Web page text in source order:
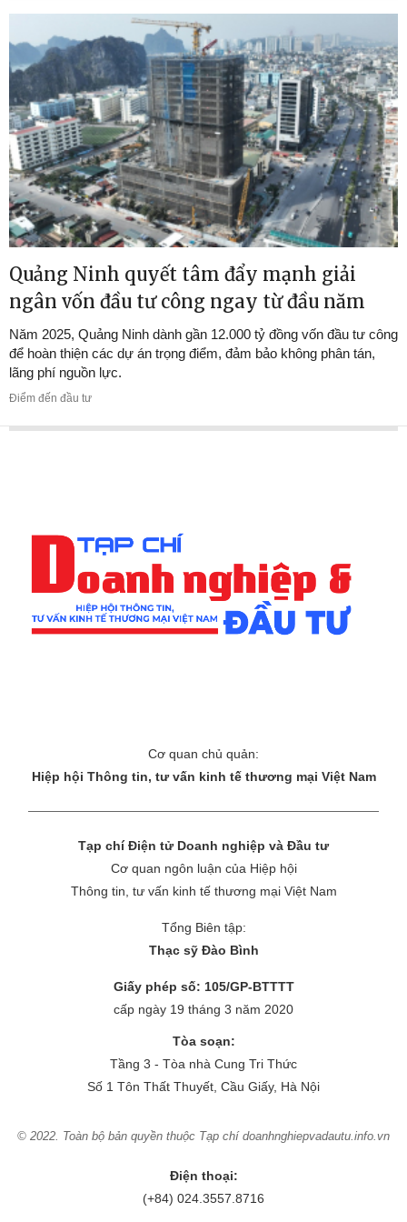
Quảng Ninh quyết tâm đẩy mạnh giải
ngân vốn đầu tư công ngay từ đầu năm
Năm 2025, Quảng Ninh dành gần 12.000 tỷ đồng vốn đầu tư công
để hoàn thiện các dự án trọng điểm, đảm bảo không phân tán,
lãng phí nguồn lực.
Điểm đến đầu tư
Cơ quan chủ quản:
Hiệp hội Thông tin, tư vấn kinh tế thương mại Việt Nam
Tạp chí Điện tử Doanh nghiệp và Đầu tư
Cơ quan ngôn luận của Hiệp hội
Thông tin, tư vấn kinh tế thương mại Việt Nam
Tổng Biên tập:
Thạc sỹ Đào Bình
Giấy phép số: 105/GP-BTTTT
cấp ngày 19 tháng 3 năm 2020
Tòa soạn:
Tầng 3 - Tòa nhà Cung Tri Thức
Số 1 Tôn Thất Thuyết, Cầu Giấy, Hà Nội
© 2022. Toàn bộ bản quyền thuộc Tạp chí doanhnghiepvadautu.info.vn
Điện thoại:
(+84) 024.3557.8716